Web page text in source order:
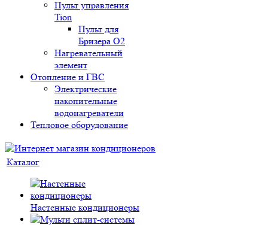
Пульт управления
Tion
Пульт для
Бризера O2
Нагревательный
элемент
Отопление и ГВС
Электрические
накопительные
водонагреватели
Тепловое оборудование
Каталог
Настенные кондиционеры